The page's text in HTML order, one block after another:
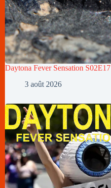
Daytona Fever Sensation S02E17
3 août 2026